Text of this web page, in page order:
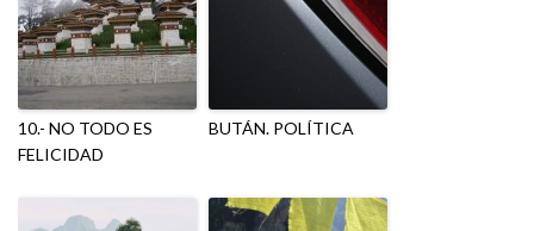
10.- NO TODO ES
FELICIDAD
BUTÁN. POLÍTICA